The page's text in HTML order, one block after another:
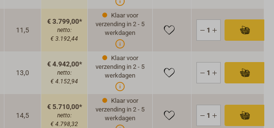
11,5
€ 3.799,00*
netto:
€ 3.192,44
Klaar voor
verzending in 2 - 5
werkdagen
13,0
€ 4.942,00*
netto:
€ 4.152,94
Klaar voor
verzending in 2 - 5
werkdagen
14,5
€ 5.710,00*
netto:
€ 4.798,32
Klaar voor
verzending in 2 - 5
werkdagen